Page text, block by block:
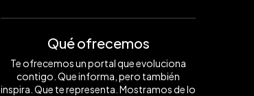
Qué ofrecemos
Te ofrecemos un portal que evoluciona
contigo. Que informa, pero también
inspira. Que te representa. Mostramos de lo